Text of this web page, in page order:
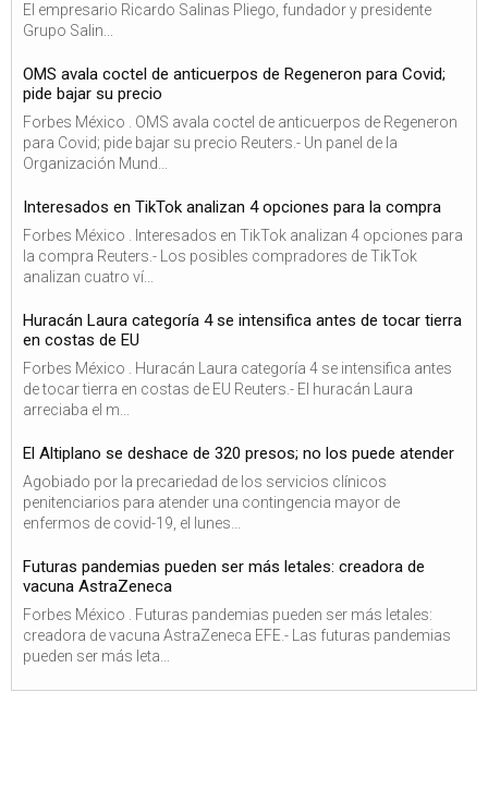
El empresario Ricardo Salinas Pliego, fundador y presidente
Grupo Salin...
OMS avala coctel de anticuerpos de Regeneron para Covid;
pide bajar su precio
Forbes México . OMS avala coctel de anticuerpos de Regeneron
para Covid; pide bajar su precio Reuters.- Un panel de la
Organización Mund...
Interesados en TikTok analizan 4 opciones para la compra
Forbes México . Interesados en TikTok analizan 4 opciones para
la compra Reuters.- Los posibles compradores de TikTok
analizan cuatro ví...
Huracán Laura categoría 4 se intensifica antes de tocar tierra
en costas de EU
Forbes México . Huracán Laura categoría 4 se intensifica antes
de tocar tierra en costas de EU Reuters.- El huracán Laura
arreciaba el m...
El Altiplano se deshace de 320 presos; no los puede atender
Agobiado por la precariedad de los servicios clínicos
penitenciarios para atender una contingencia mayor de
enfermos de covid-19, el lunes...
Futuras pandemias pueden ser más letales: creadora de
vacuna AstraZeneca
Forbes México . Futuras pandemias pueden ser más letales:
creadora de vacuna AstraZeneca EFE.- Las futuras pandemias
pueden ser más leta...